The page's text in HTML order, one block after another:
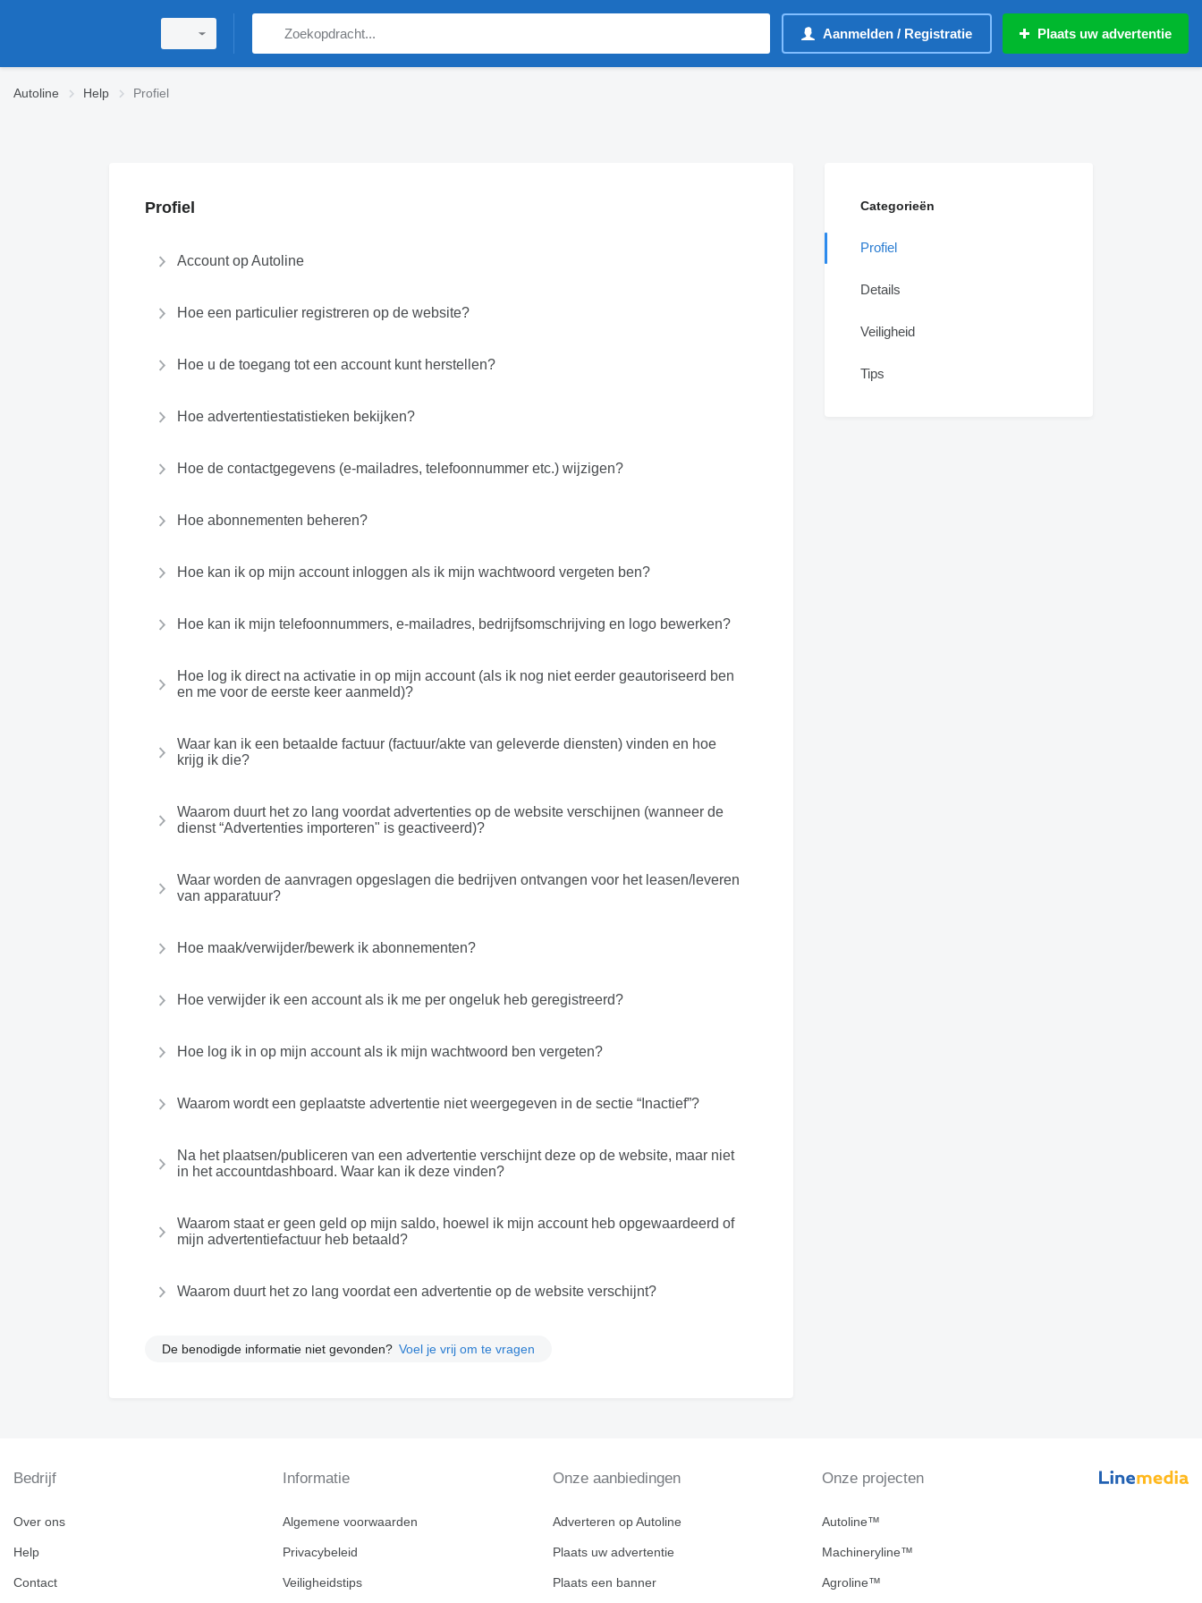
Aanmelden / Registratie Plaats uw advertentie
Autoline Help Profiel
Profiel
Account op Autoline
Hoe een particulier registreren op de website?
Hoe u de toegang tot een account kunt herstellen?
Hoe advertentiestatistieken bekijken?
Hoe de contactgegevens (e-mailadres, telefoonnummer etc.) wijzigen?
Hoe abonnementen beheren?
Hoe kan ik op mijn account inloggen als ik mijn wachtwoord vergeten ben?
Hoe kan ik mijn telefoonnummers, e-mailadres, bedrijfsomschrijving en logo bewerken?
Hoe log ik direct na activatie in op mijn account (als ik nog niet eerder geautoriseerd ben
en me voor de eerste keer aanmeld)?
Waar kan ik een betaalde factuur (factuur/akte van geleverde diensten) vinden en hoe
krijg ik die?
Waarom duurt het zo lang voordat advertenties op de website verschijnen (wanneer de
dienst “Advertenties importeren" is geactiveerd)?
Waar worden de aanvragen opgeslagen die bedrijven ontvangen voor het leasen/leveren
van apparatuur?
Hoe maak/verwijder/bewerk ik abonnementen?
Hoe verwijder ik een account als ik me per ongeluk heb geregistreerd?
Hoe log ik in op mijn account als ik mijn wachtwoord ben vergeten?
Waarom wordt een geplaatste advertentie niet weergegeven in de sectie “Inactief”?
Na het plaatsen/publiceren van een advertentie verschijnt deze op de website, maar niet
in het accountdashboard. Waar kan ik deze vinden?
Waarom staat er geen geld op mijn saldo, hoewel ik mijn account heb opgewaardeerd of
mijn advertentiefactuur heb betaald?
Waarom duurt het zo lang voordat een advertentie op de website verschijnt?
De benodigde informatie niet gevonden? Voel je vrij om te vragen
Categorieën
Profiel
Details
Veiligheid
Tips
Bedrijf
Over ons
Help
Contact
Informatie
Algemene voorwaarden
Privacybeleid
Veiligheidstips
Onze aanbiedingen
Adverteren op Autoline
Plaats uw advertentie
Plaats een banner
Onze projecten
Autoline™
Machineryline™
Agroline™